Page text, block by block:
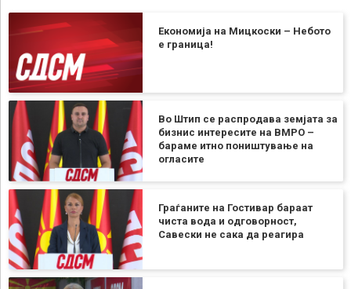
Економија на Мицкоски – Небото
е граница!
Во Штип се распродава земјата за
бизнис интересите на ВМРО –
бараме итно поништување на
огласите
Граѓаните на Гостивар бараат
чиста вода и одговорност,
Савески не сака да реагира